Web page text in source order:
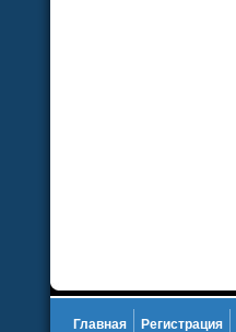
Главная Регистрация